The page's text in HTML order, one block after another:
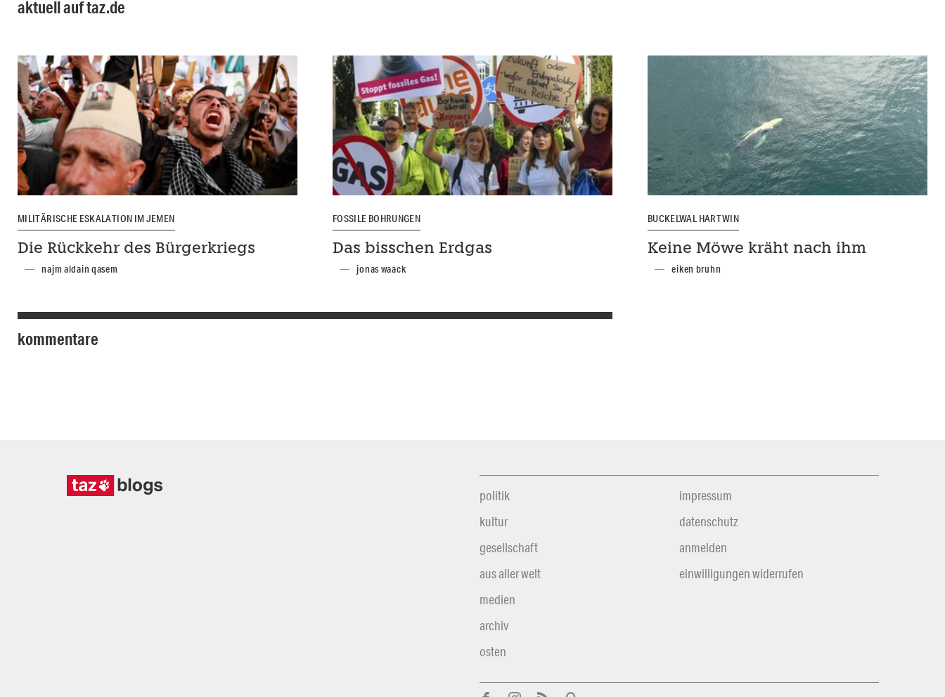
aktuell auf taz.de
MILITÄRISCHE ESKALATION IM JEMEN
Die Rückkehr des Bürgerkriegs
najm aldain qasem
FOSSILE BOHRUNGEN
Das bisschen Erdgas
jonas waack
BUCKELWAL HARTWIN
Keine Möwe kräht nach ihm
eiken bruhn
kommentare
politik
kultur
gesellschaft
aus aller welt
medien
archiv
osten
impressum
datenschutz
anmelden
einwilligungen widerrufen